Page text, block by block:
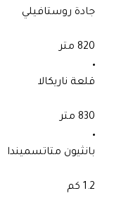
جادة روستافيلي
820 متر
قلعة ناريكالا
830 متر
بانثيون متاتسميندا
1.2 كم